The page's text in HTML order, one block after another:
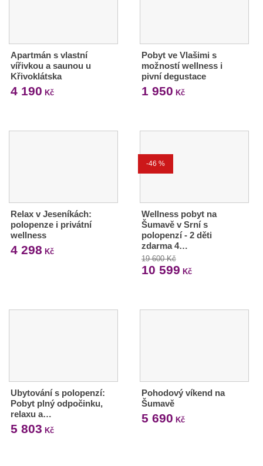
Apartmán s vlastní
vířivkou a saunou u
Křivoklátska
4 190 Kč
Pobyt ve Vlašimi s
možností wellness i
pivní degustace
1 950 Kč
Relax v Jeseníkách:
polopenze i privátní
wellness
4 298 Kč
-46 %
Wellness pobyt na
Šumavě v Srní s
polopenzí - 2 děti
zdarma 4…
19 600 Kč
10 599 Kč
Ubytování s polopenzí:
Pobyt plný odpočinku,
relaxu a…
5 803 Kč
Pohodový víkend na
Šumavě
5 690 Kč